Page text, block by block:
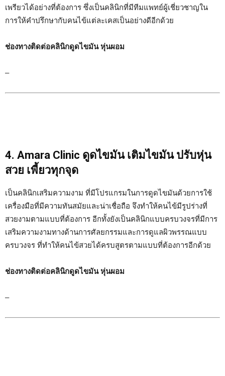
เพรียวได้อย่างที่ต้องการ ซึ่งเป็นคลินิกที่มีทีมแพทย์ผู้เชี่ยวชาญใน
การให้คำปรึกษากับคนไข้แต่ละเคสเป็นอย่างดีอีกด้วย
ช่องทางติดต่อคลินิกดูดไขมัน หุ่นผอม
–
4. Amara Clinic ดูดไขมัน เติมไขมัน ปรับหุ่น
สวย เพี้ยวทุกจุด
เป็นคลินิกเสริมความงาม ที่มีโปรแกรมในการดูดไขมันด้วยการใช้
เครื่องมือที่มีความทันสมัยและน่าเชื่อถือ จึงทำให้คนไข้มีรูปร่างที่
สวยงามตามแบบที่ต้องการ อีกทั้งยังเป็นคลินิกแบบครบวงจรที่มีการ
เสริมความงามทางด้านการศัลยกรรมและการดูแลผิวพรรณแบบ
ครบวงจร ที่ทำให้คนไข้สวยได้ครบสูตรตามแบบที่ต้องการอีกด้วย
ช่องทางติดต่อคลินิกดูดไขมัน หุ่นผอม
–